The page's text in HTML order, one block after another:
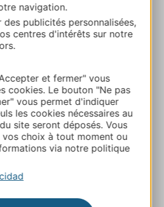
navigation.
des publicités personnalisées,
centres d'intérêts sur notre
et fermer" vous
cookies. Le bouton "Ne pas
vous permet d'indiquer
les cookies nécessaires au
site seront déposés. Vous
choix à tout moment ou
via notre politique
RESERVA
Médiéval
48